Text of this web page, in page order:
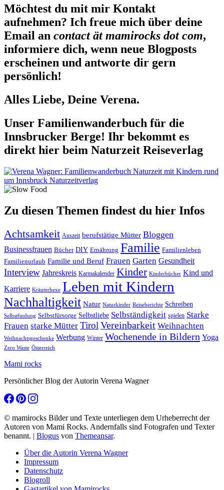
Möchtest du mit mir Kontakt
aufnehmen? Ich freue mich über deine
Email an contact ät mamirocks dot com,
informiere dich, wenn neue Blogposts
erscheinen und antworte dir gern
persönlich!
Alles Liebe, Deine Verena.
Unser Familienwanderbuch für die
Innsbrucker Berge! Ihr bekommt es
direkt hier beim Naturzeit Reiseverlag
Zu diesen Themen findest du hier Infos
Achtsamkeit Auszeit berufstätige Mütter Bloggen
Businessfrauen Bücher DIY Ernährung Familie Familienleben
Familienurlaub Familie und Beruf Frauen Garten Gesundheit
Interview Jahreskreis Karmakalender Kinder Kinderbücher Kind und
Karriere Kräuterhexe Leben mit Kindern
Nachhaltigkeit Natur Naturkinder Reiseberichte Schreiben
Selbstfindung Selbstfürsorge Selbstliebe Selbständigkeit spielen Starke
Frauen starke Mütter Tirol Vereinbarkeit Weihnachten
Weihnachtsgeschenke Werbung Winter Wochenende in Bildern Yoga
Zero Waste Österreich
Mami rocks
Persönlicher Blog der Autorin Verena Wagner
© mamirocks Bilder und Texte unterliegen dem Urheberrecht der
Autoren von Mami Rocks. Andernfalls sind Fotografen und Texter
benannt. | Blogus von Themeansar.
Über die Autorin Verena Wagner
Impressum
Datenschutz
Blogroll